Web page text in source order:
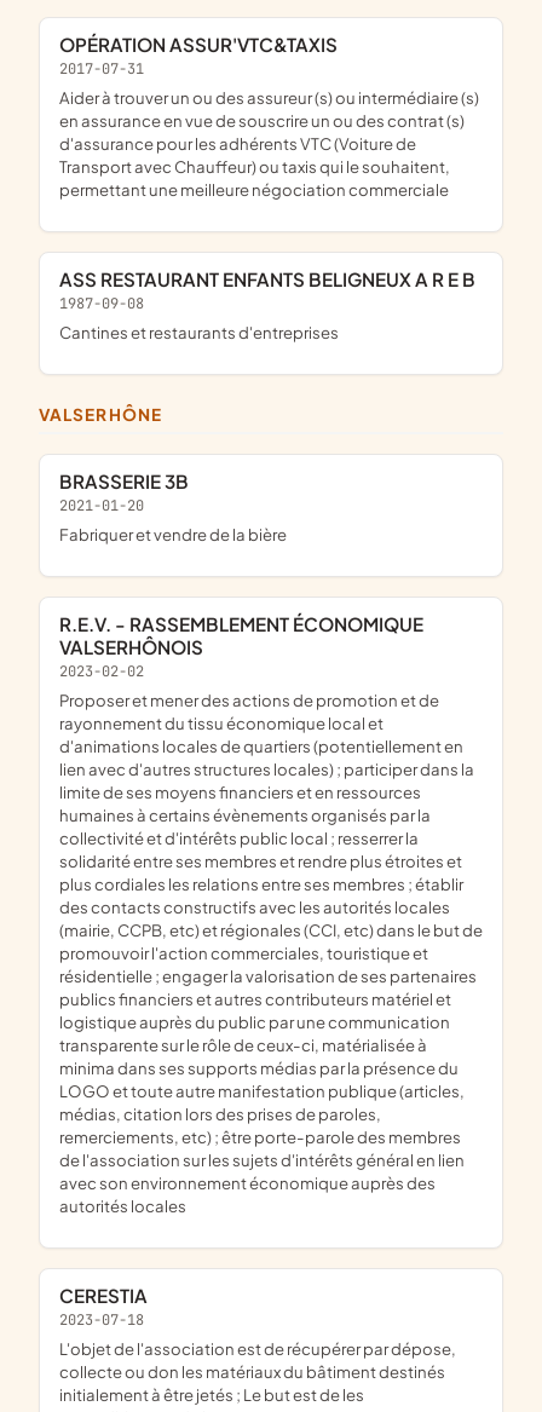
OPÉRATION ASSUR'VTC&TAXIS
2017-07-31
aider à trouver un ou des assureur (s) ou intermédiaire (s)
en assurance en vue de souscrire un ou des contrat (s)
d'assurance pour les adhérents VTC (Voiture de
Transport avec Chauffeur) ou taxis qui le souhaitent,
permettant une meilleure négociation commerciale
ASS RESTAURANT ENFANTS BELIGNEUX A R E B
1987-09-08
Cantines et restaurants d'entreprises
VALSERHÔNE
BRASSERIE 3B
2021-01-20
fabriquer et vendre de la bière
R.E.V. - RASSEMBLEMENT ÉCONOMIQUE
VALSERHÔNOIS
2023-02-02
proposer et mener des actions de promotion et de
rayonnement du tissu économique local et
d'animations locales de quartiers (potentiellement en
lien avec d'autres structures locales) ; participer dans la
limite de ses moyens financiers et en ressources
humaines à certains évènements organisés par la
collectivité et d'intérêts public local ; resserrer la
solidarité entre ses membres et rendre plus étroites et
plus cordiales les relations entre ses membres ; établir
des contacts constructifs avec les autorités locales
(mairie, CCPB, etc) et régionales (CCI, etc) dans le but de
promouvoir l'action commerciales, touristique et
résidentielle ; engager la valorisation de ses partenaires
publics financiers et autres contributeurs matériel et
logistique auprès du public par une communication
transparente sur le rôle de ceux-ci, matérialisée à
minima dans ses supports médias par la présence du
LOGO et toute autre manifestation publique (articles,
médias, citation lors des prises de paroles,
remerciements, etc) ; être porte-parole des membres
de l'association sur les sujets d'intérêts général en lien
avec son environnement économique auprès des
autorités locales
CERESTIA
2023-07-18
l'objet de l'association est de récupérer par dépose,
collecte ou don les matériaux du bâtiment destinés
initialement à être jetés ; Le but est de les